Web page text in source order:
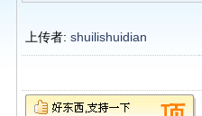
上传者: shuilishuidian